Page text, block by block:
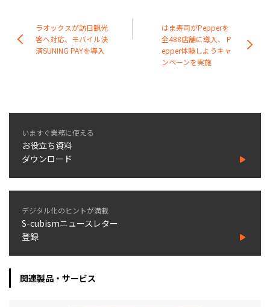
ラオックスが訪日観光
客へ対応、モバイル決
済SUNING PAYを導入
はま寿司がPepperを
全488店舗に導入、 P
epper体験しようキャ
ンペーンを実施
いますぐ業務に使える
お役立ち資料
ダウンロード
デジタル化のヒントが満載
S-cubismニュースレター
登録
関連製品・サービス